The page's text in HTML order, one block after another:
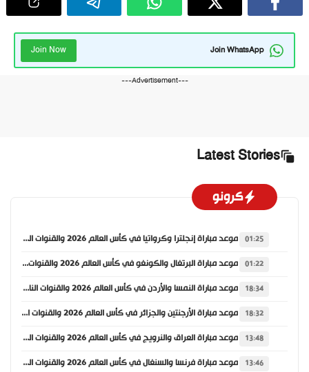
Join WhatsApp
Join Now
---Advertisement---
Latest Stories
كرونو
01:25 موعد مباراة إنجلترا وكرواتيا في كأس العالم 2026 والقنوات الناقلة
01:22 موعد مباراة البرتغال والكونغو في كأس العالم 2026 والقنوات الناقلة
18:34 موعد مباراة النمسا والأردن في كأس العالم 2026 والقنوات الناقلة
18:32 موعد مباراة الأرجنتين والجزائر في كأس العالم 2026 والقنوات الناقلة
13:48 موعد مباراة العراق والنرويج في كأس العالم 2026 والقنوات الناقلة
13:46 موعد مباراة فرنسا والسنغال في كأس العالم 2026 والقنوات الناقلة